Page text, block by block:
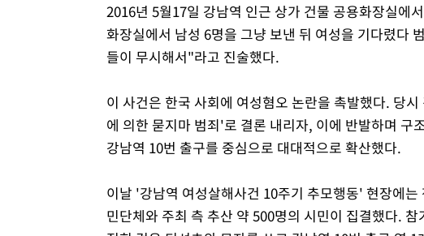
2016년 5월17일 강남역 인근 상가 건물 공용화장실에
화장실에서 남성 6명을 그냥 보낸 뒤 여성을 기다렸다
들이 무시해서"라고 진술했다.
이 사건은 한국 사회에 여성혐오 논란을 촉발했다. 당
에 의한 묻지마 범죄'로 결론 내리자, 이에 반발하며 구
강남역 10번 출구를 중심으로 대대적으로 확산했다.
이날 '강남역 여성살해사건 10주기 추모행동' 현장에
민단체와 주최 측 추산 약 500명의 시민이 집결했다.